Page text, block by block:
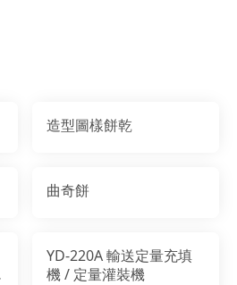
造型圖樣餅乾
曲奇餅
YD-220A 輸送定量充填
機 / 定量灌裝機